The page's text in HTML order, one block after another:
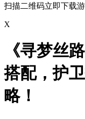
扫描二维码立即下载
X
《寻梦丝
搭配，护
略！